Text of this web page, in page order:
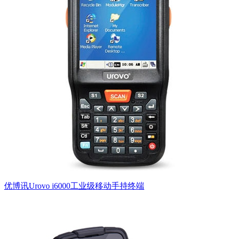
优博讯Urovo i6000工业级移动手持终端